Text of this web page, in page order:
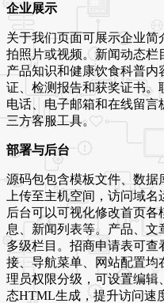
企业展示
关于我们页面可展示企业
拍照片或视频。新闻动态栏
产品知识和健康饮食科普
证、检测报告和获奖证书。
电话、电子邮箱和在线留
三方客服工具。
部署与后台
源码包包含模板文件、数据
上传至主机空间，访问域
后台可以可视化修改首页
息、新闻列表等。产品、
多级栏目。招商申请表可
接、导航菜单、网站配置均
理员权限分级，可设置编
态HTML生成，提升访问速